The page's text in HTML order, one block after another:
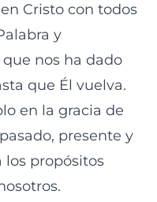
Cristo con todos
y
nos ha dado
que Él vuelva.
en la gracia de
presente y
los propósitos